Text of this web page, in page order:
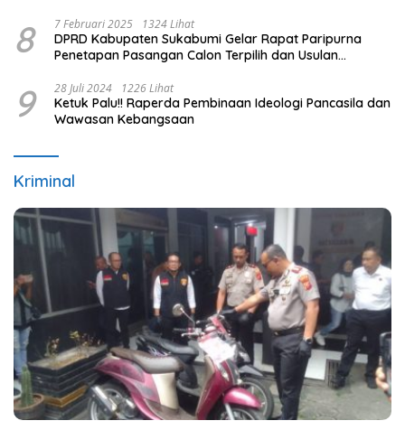
8 7 Februari 2025 1324 Lihat
DPRD Kabupaten Sukabumi Gelar Rapat Paripurna
Penetapan Pasangan Calon Terpilih dan Usulan
9 28 Juli 2024 1226 Lihat
Ketuk Palu!! Raperda Pembinaan Ideologi Pancasila dan
Wawasan Kebangsaan
Kriminal